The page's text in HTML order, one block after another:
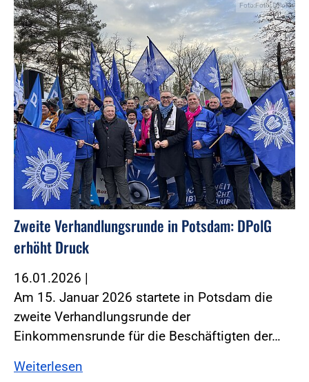
Foto:Foto: DPolG
Zweite Verhandlungsrunde in Potsdam: DPolG
erhöht Druck
16.01.2026 |
Am 15. Januar 2026 startete in Potsdam die
zweite Verhandlungsrunde der
Einkommensrunde für die Beschäftigten der…
Weiterlesen